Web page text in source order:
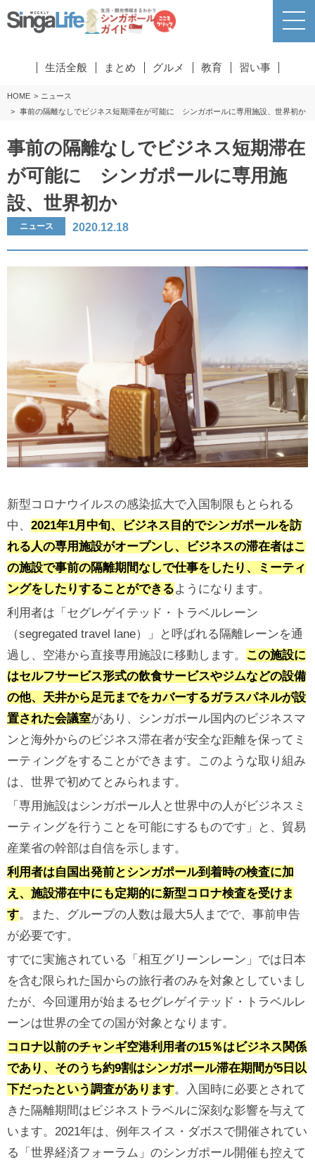
生活全般 まとめ グルメ 教育 習い事
HOME
ニュース
事前の隔離なしでビジネス短期滞在が可能に シンガポールに専用施設、世界初か
事前の隔離なしでビジネス短期滞在
が可能に シンガポールに専用施
設、世界初か
ニュース 2020.12.18
新型コロナウイルスの感染拡大で入国制限もとられる
中、 2021年1月中旬、ビジネス目的でシンガポールを訪
れる人の専用施設がオープンし、ビジネスの滞在者はこ
の施設で事前の隔離期間なしで仕事をしたり、ミーティ
ングをしたりすることができるようになります。
利用者は「セグレゲイテッド・トラベルレーン
（segregated travel lane）」と呼ばれる隔離レーンを通
過し、空港から直接専用施設に移動します。
この施設に
はセルフサービス形式の飲食サービスやジムなどの設備
の他、天井から足元までをカバーするガラスパネルが設
置された会議室があり、シンガポール国内のビジネスマ
ンと海外からのビジネス滞在者が安全な距離を保ってミ
ーティングをすることができます。このような取り組み
は、世界で初めてとみられます。
「専用施設はシンガポール人と世界中の人がビジネスミ
ーティングを行うことを可能にするものです」と、貿易
産業省の幹部は自信を示します。
利用者は自国出発前とシンガポール到着時の検査に加
え、施設滞在中にも定期的に新型コロナ検査を受けま
す。また、グループの人数は最大5人までで、事前申告
が必要です。
すでに実施されている「相互グリーンレーン」では日本
を含む限られた国からの旅行者のみを対象としていまし
たが、今回運用が始まるセグレゲイテッド・トラベルレ
ーンは世界の全ての国が対象となります。
コロナ以前のチャンギ空港利用者の15％はビジネス関係
であり、そのうち約9割はシンガポール滞在期間が5日以
下だったという調査があります。入国時に必要とされて
きた隔離期間はビジネストラベルに深刻な影響を与えて
います。2021年は、例年スイス・ダボスで開催されてい
る「世界経済フォーラム」のシンガポール開催も控えて